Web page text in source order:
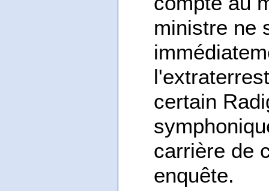
ministre ne
certain
carrière de
enquête.